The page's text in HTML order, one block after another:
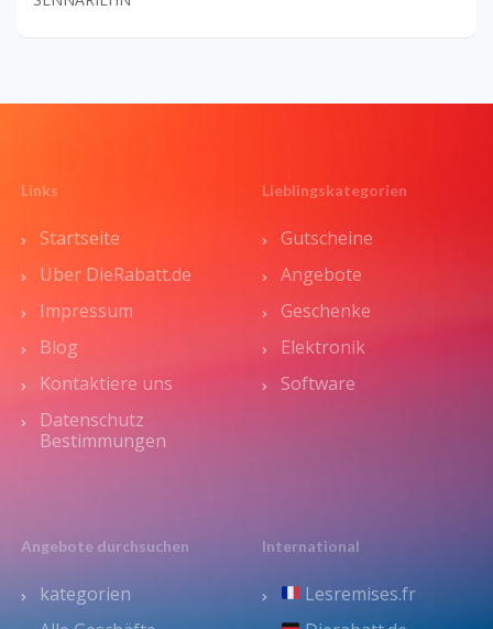
Links
Startseite
Über DieRabatt.de
Impressum
Blog
Kontaktiere uns
Datenschutz
Bestimmungen
Lieblingskategorien
Gutscheine
Angebote
Geschenke
Elektronik
Software
Angebote durchsuchen
kategorien
International
Lesremises.fr